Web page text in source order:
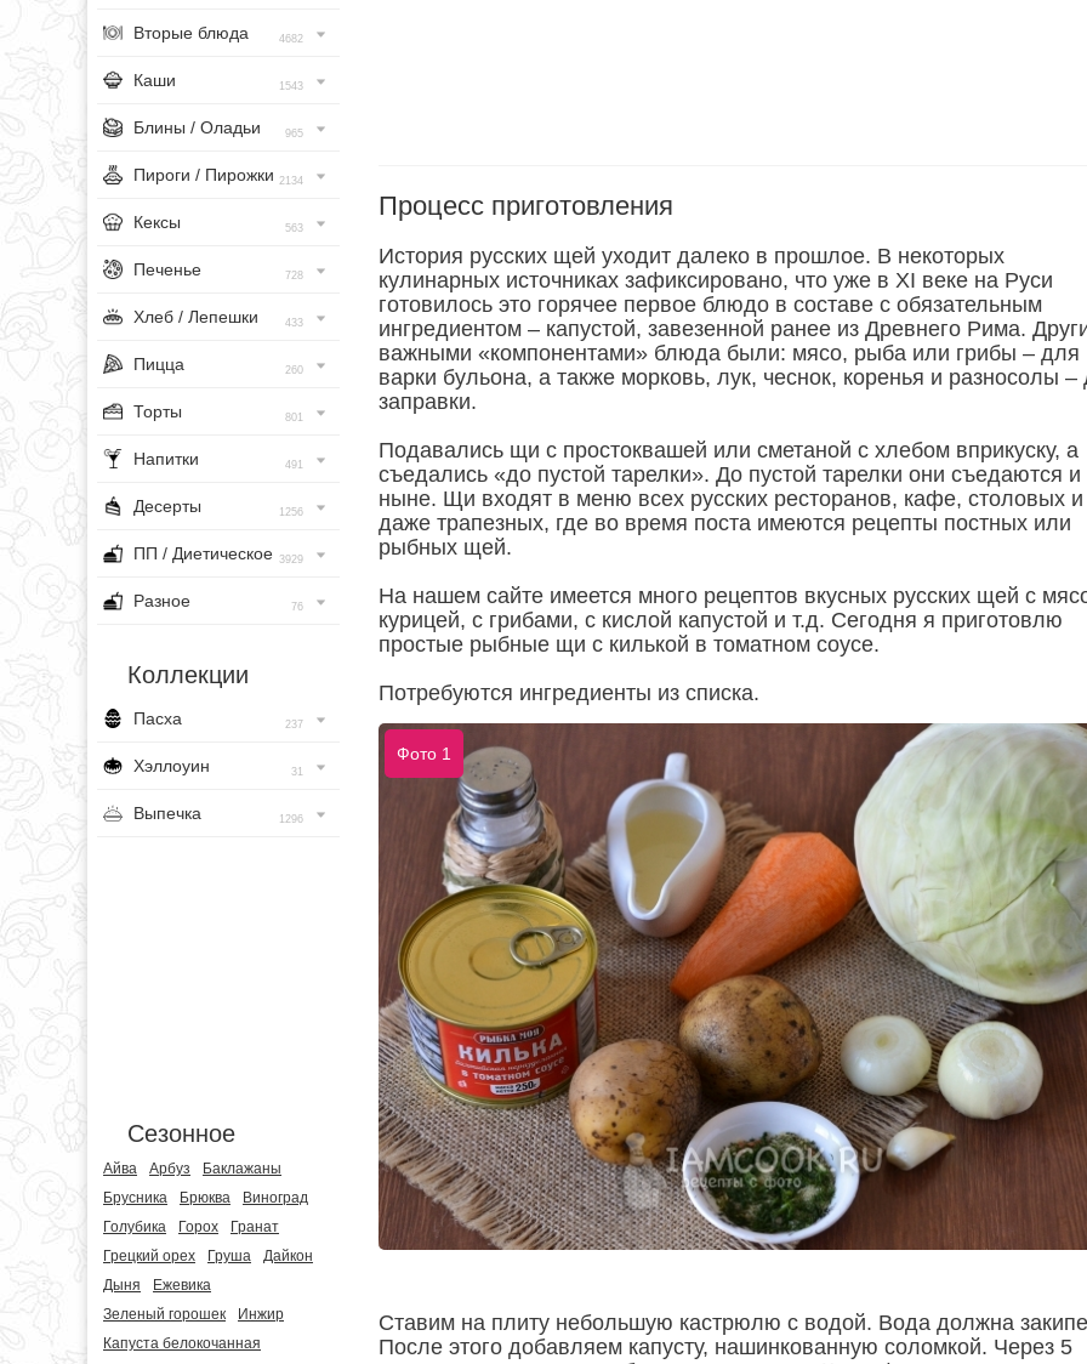
Вторые блюда 4682
Каши 1543
Блины / Оладьи 965
Пироги / Пирожки 2134
Кексы 563
Печенье 728
Хлеб / Лепешки 433
Пицца 260
Торты 801
Напитки 491
Десерты 1256
ПП / Диетическое 3929
Разное 76
Коллекции
Пасха 237
Хэллоуин 31
Выпечка 1296
Сезонное
Айва Арбуз
Баклажаны
Брусника
Брюква
Виноград
Голубика
Горох
Гранат
Грецкий орех
Груша
Дайкон
Дыня
Ежевика
Зеленый горошек
Инжир
Капуста белокочанная
Процесс приготовления
История русских щей уходит далеко в прошлое. В некоторых
кулинарных источниках зафиксировано, что уже в XI веке на Руси
готовилось это горячее первое блюдо в составе с обязательным
ингредиентом – капустой, завезенной ранее из Древнего Рима.
важными «компонентами» блюда были: мясо, рыба или грибы – для
варки бульона, а также морковь, лук, чеснок, коренья и разносолы –
заправки.
Подавались щи с простоквашей или сметаной с хлебом вприкуску, а
съедались «до пустой тарелки». До пустой тарелки они съедаются и
ныне. Щи входят в меню всех русских ресторанов, кафе, столовых и
даже трапезных, где во время поста имеются рецепты постных или
рыбных щей.
На нашем сайте имеется много рецептов вкусных русских щей с
курицей, с грибами, с кислой капустой и т.д. Сегодня я приготовлю
простые рыбные щи с килькой в томатном соусе.
Потребуются ингредиенты из списка.
Фото 1
Ставим на плиту небольшую кастрюлю с водой. Вода должна
После этого добавляем капусту, нашинкованную соломкой. Через 5